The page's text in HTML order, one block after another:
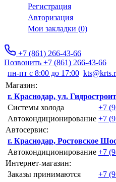
Регистрация
Авторизация
Мои закладки (0)
+7 (861) 266-43-66
Позвонить +7 (861) 266-43-66
пн-пт с 8:00 до 17:00
Магазин:
г. Краснодар, ул.
Системы холода
+7
Автокондиционирование +7
Автосервис:
г. Краснодар, Ростовское
Автокондиционирование +7
Интернет-магазин:
Заказы принимаются
+7